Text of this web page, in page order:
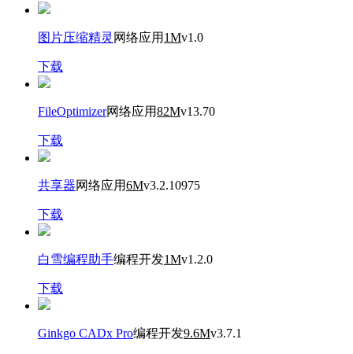
图片压缩精灵 网络应用 1Mv1.0
下载
FileOptimizer网络应用82Mv13.70
下载
共享器网络应用6Mv3.2.10975
下载
白雪编程助手编程开发1Mv1.2.0
下载
Ginkgo CADx Pro编程开发9.6Mv3.7.1